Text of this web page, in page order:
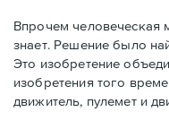
Впрочем человеческая
знает. Решение было
Это изобретение
изобретения того
движитель, пулемет и